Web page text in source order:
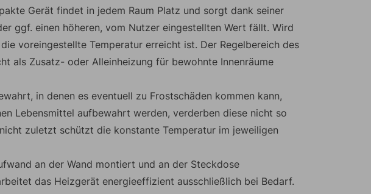
Gerät findet in jedem Raum Platz und sorgt dank seiner
ggf. einen höheren, vom Nutzer eingestellten Wert fällt. Wird
voreingestellte Temperatur erreicht ist. Der Regelbereich des
als Zusatz- oder Alleinheizung für bewohnte Innenräume
in denen es eventuell zu Frostschäden kommen kann,
Lebensmittel aufbewahrt werden, verderben diese nicht so
zuletzt schützt die konstante Temperatur im jeweiligen
an der Wand montiert und an der Steckdose
das Heizgerät energieeffizient ausschließlich bei Bedarf.